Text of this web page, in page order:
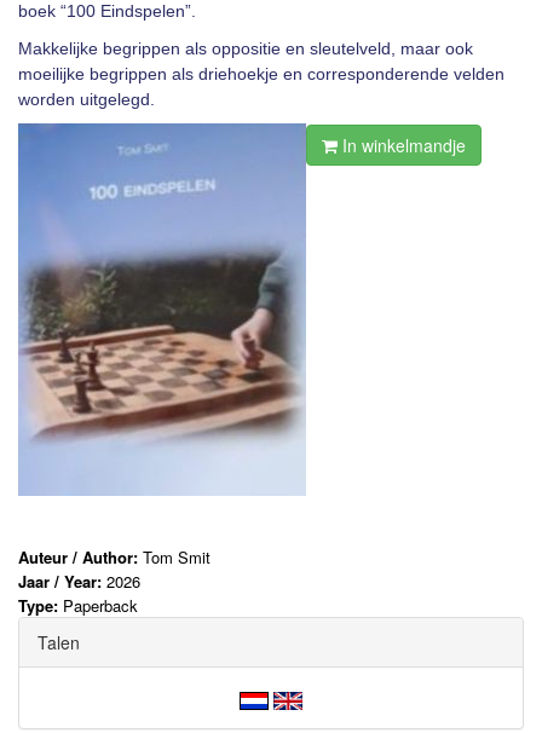
boek “100 Eindspelen”.
Makkelijke begrippen als oppositie en sleutelveld, maar ook
moeilijke begrippen als driehoekje en corresponderende velden
worden uitgelegd.
In winkelmandje
Auteur / Author: Tom Smit
Jaar / Year: 2026
Type: Paperback
Talen